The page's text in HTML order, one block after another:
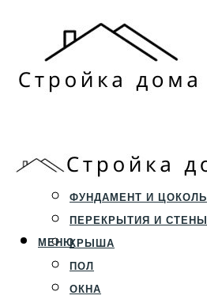
СТРОИТЕЛЬСТВО
ФУНДАМЕНТ И ЦОКОЛЬ
ПЕРЕКРЫТИЯ И СТЕНЫ
КРЫША
ПОЛ
ОКНА
МЕНЮ